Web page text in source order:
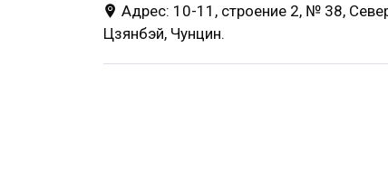
Адрес: 10-11, строение 2, № 38,
Цзянбэй, Чунцин.